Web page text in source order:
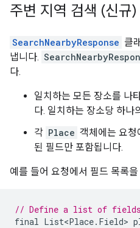
주변 지역 검색 (신규
SearchNearbyResponse 클
냅니다.
다.
일치하는 모든 장소를 나
다. 일치하는 장소당 하나
각 Place 객체에는 요청
된 필드만 포함됩니다.
예를 들어 요청에서 필드 목록
// Define a list of fields
final List<Place. Field>